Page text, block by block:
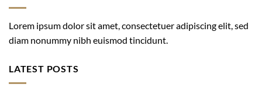
Lorem ipsum dolor sit amet, consectetuer adipiscing elit, sed
diam nonummy nibh euismod tincidunt.
LATEST POSTS